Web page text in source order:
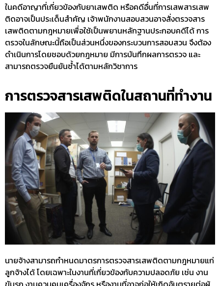
ในคดีอาญาที่เกี่ยวข้องกับยาเสพติด หรือคดีอื่นที่การเสพสารเสพ
ติดอาจเป็นประเด็นสำคัญ เจ้าพนักงานสอบสวนอาจสั่งตรวจสาร
เสพติดตามกฎหมายเพื่อใช้เป็นพยานหลักฐานประกอบคดีได้ การ
ตรวจในลักษณะนี้ถือเป็นส่วนหนึ่งของกระบวนการสอบสวน จึงต้อง
ดำเนินการโดยชอบด้วยกฎหมาย มีการบันทึกผลการตรวจ และ
สามารถตรวจยืนยันซ้ำได้ตามหลักวิชาการ
การตรวจสารเสพติดในสถานที่ทำงาน
นายจ้างสามารถกำหนดมาตรการตรวจสารเสพติดตามกฎหมายแก่
ลูกจ้างได้ โดยเฉพาะในงานที่เกี่ยวข้องกับความปลอดภัย เช่น งาน